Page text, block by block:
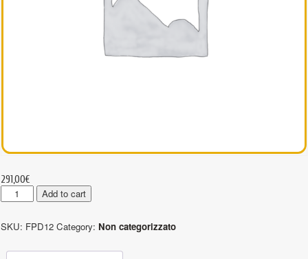
291,00€
FPD12
-
anti
quantity
Add to cart
SKU: FPD12 Category: Non categorizzato